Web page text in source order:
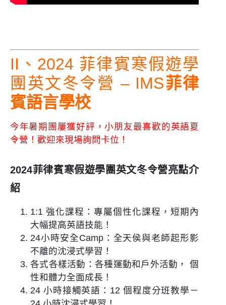
II、2024 菲律賓寒假遊學
團英文冬令營 – IMS菲律
賓語言學校
今年暑期團屢獲好評，小朋友最喜歡的英語夏
令營！歡迎來現場詢問卡位！
2024菲律賓寒假遊學團英文冬令營亮點介
紹
1:1 強化課程：專屬個性化課程，短期內
大幅提高英語技能！
24小時安全Camp：全天侯與老師起形影
不離的沈浸式學習！
各式各樣活動：各種運動和戶外活動， 個
性和體力全面成長！
24 小時接觸英語：12 個程度分班教學－